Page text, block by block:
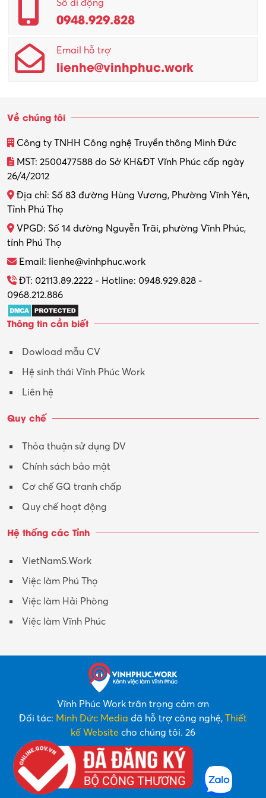
Quản lý chất lượng – QC
Quản lý sản xuất
Quản trị kinh doanh
Thiết kế nội thất
Thợ máy – Ô tô – Xe máy
Thực tập
Tổ chức sự kiện – Quà tặng
Trợ lý
Tư vấn
Tư vấn – Kiến trúc
Y tế-Dược
Số di động
0948.929.828
Email hỗ trợ
lienhe@vinhphuc.work
Về chúng tôi
Công ty TNHH Công nghệ Truyền thông Minh Đức
MST: 2500477588 do Sở KH&ĐT Vĩnh Phúc cấp ngày
26/4/2012
Địa chỉ: Số 83 đường Hùng Vương, Phường Vĩnh Yên,
Tỉnh Phú Thọ
VPGD: Số 14 đường Nguyễn Trãi, phường Vĩnh Phúc,
tỉnh Phú Thọ
Email: lienhe@vinhphuc.work
ĐT: 02113.89.2222 - Hotline: 0948.929.828 -
0968.212.886
Thông tin cần biết
Dowload mẫu CV
Hệ sinh thái Vĩnh Phúc Work
Liên hệ
Quy chế
Thỏa thuận sử dụng DV
Chính sách bảo mật
Cơ chế GQ tranh chấp
Quy chế hoạt động
Hệ thống các Tỉnh
VietNamS.Work
Việc làm Phú Thọ
Việc làm Hải Phòng
Việc làm Vĩnh Phúc
Vĩnh Phúc Work trân trọng cảm ơn
Đối tác: Minh Đức Media đã hỗ trợ công nghệ, Thiết
kế Website cho chúng tôi. 26